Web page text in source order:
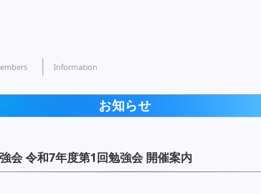
Information
お知らせ
会 令和7年度第1回勉強会 開催案内